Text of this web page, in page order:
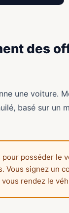
des
une voiture.
basé sur un
pour posséder le
Vous signez un
rendez le